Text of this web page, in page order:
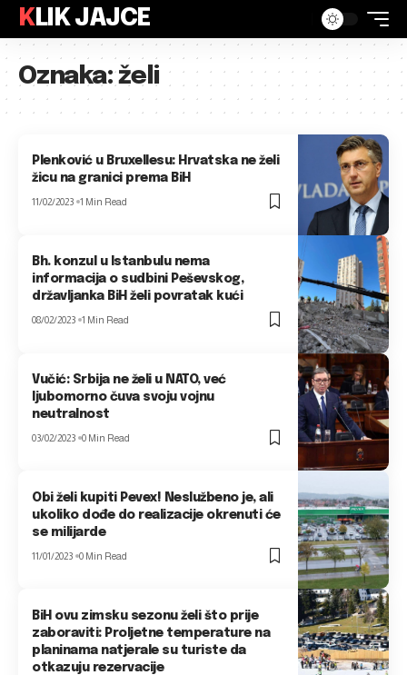
KLIK JAJCE
Oznaka:želi
Plenković u Bruxellesu: Hrvatska ne želi
žicu na granici prema BiH
11/02/2023 1 Min Read
Bh. konzul u Istanbulu nema
informacija o sudbini Peševskog,
državljanka BiH želi povratak kući
08/02/2023 1 Min Read
Vučić: Srbija ne želi u NATO, već
ljubomorno čuva svoju vojnu
neutralnost
03/02/2023 0 Min Read
Obi želi kupiti Pevex! Neslužbeno je, ali
ukoliko dođe do realizacije okrenuti će
se milijarde
11/01/2023 0 Min Read
BiH ovu zimsku sezonu želi što prije
zaboraviti: Proljetne temperature na
planinama natjerale su turiste da
otkazuju rezervacije